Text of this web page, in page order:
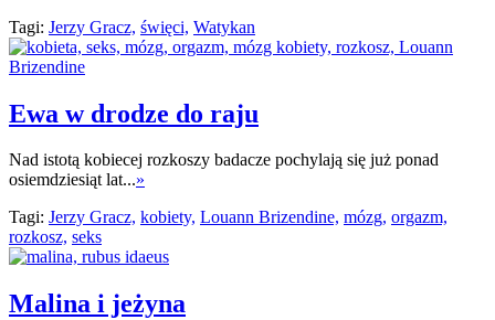
Tagi: Jerzy Gracz, święci, Watykan
Ewa w drodze do raju
Nad istotą kobiecej rozkoszy badacze pochylają się już ponad
osiemdziesiąt lat...»
Tagi: Jerzy Gracz, kobiety, Louann Brizendine, mózg, orgazm,
rozkosz, seks
Malina i jeżyna